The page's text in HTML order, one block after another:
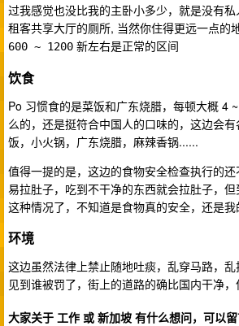
过我感觉也没比我的主卧小多少，就是没有
租客共享大厅的厕所, 当然你住得更远一点的
600 ~ 1200 新左右是正常的区间
饮食
Po 习惯食的是菜饭和广东烧腊，每顿大概 4
么的，还是挺符合中国人的口味的，这边会
饭，小火锅，广东烧腊，麻辣香锅......
值得一提的是，这边的食物安全检查执行的
易拉肚子，吃到不干净的东西就会拉肚子，
这种情况了，不知道是食物真的安全，还是
环境
这边虽然法律上禁止随地吐痰，乱穿马路，
见到谁被罚了，街上的道路的确比国内干净，
大家关于 工作 或 新加坡 有什么想问，可以